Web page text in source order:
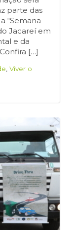
parte das
“Semana
Jacareí em
e da
[…]
Viver o